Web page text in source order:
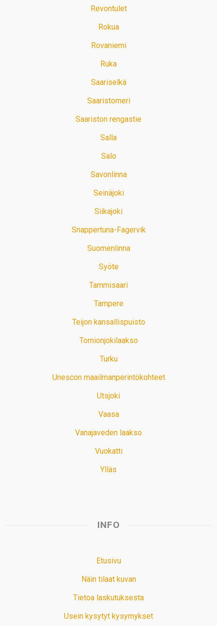
Revontulet
Rokua
Rovaniemi
Ruka
Saariselkä
Saaristomeri
Saariston rengastie
Salla
Salo
Savonlinna
Seinäjoki
Siikajoki
Snappertuna-Fagervik
Suomenlinna
Syöte
Tammisaari
Tampere
Teijon kansallispuisto
Tornionjokilaakso
Turku
Unescon maailmanperintökohteet
Utsjoki
Vaasa
Vanajaveden laakso
Vuokatti
Ylläs
INFO
Etusivu
Näin tilaat kuvan
Tietoa laskutuksesta
Usein kysytyt kysymykset